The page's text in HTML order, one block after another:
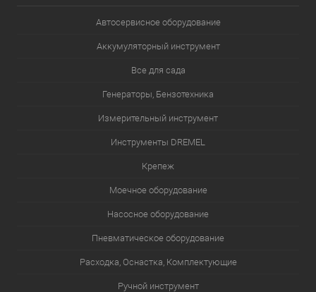
Автосервисное оборудование
Аккумуляторный инструмент
Все для сада
Генераторы, Бензотехника
Измерительный инструмент
Инструменты DREMEL
Крепеж
Моечное оборудование
Насосное оборудование
Пневматическое оборудование
Расходка, Оснастка, Комплектующие
Ручной инструмент